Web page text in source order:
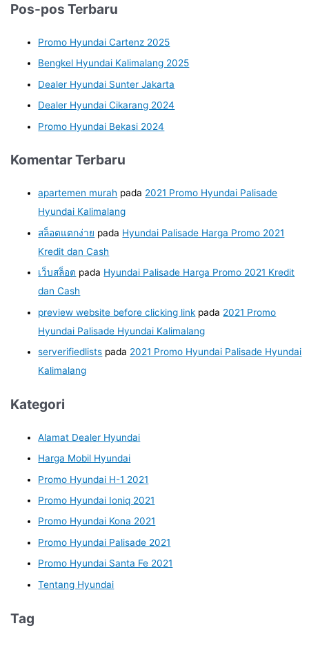
Pos-pos Terbaru
Promo Hyundai Cartenz 2025
Bengkel Hyundai Kalimalang 2025
Dealer Hyundai Sunter Jakarta
Dealer Hyundai Cikarang 2024
Promo Hyundai Bekasi 2024
Komentar Terbaru
apartemen murah pada 2021 Promo Hyundai Palisade
Hyundai Kalimalang
สล็อตแตกง่าย pada Hyundai Palisade Harga Promo 2021
Kredit dan Cash
เว็บสล็อต pada Hyundai Palisade Harga Promo 2021 Kredit
dan Cash
preview website before clicking link pada 2021 Promo
Hyundai Palisade Hyundai Kalimalang
serverifiedlists pada 2021 Promo Hyundai Palisade Hyundai
Kalimalang
Kategori
Alamat Dealer Hyundai
Harga Mobil Hyundai
Promo Hyundai H-1 2021
Promo Hyundai Ioniq 2021
Promo Hyundai Kona 2021
Promo Hyundai Palisade 2021
Promo Hyundai Santa Fe 2021
Tentang Hyundai
Tag